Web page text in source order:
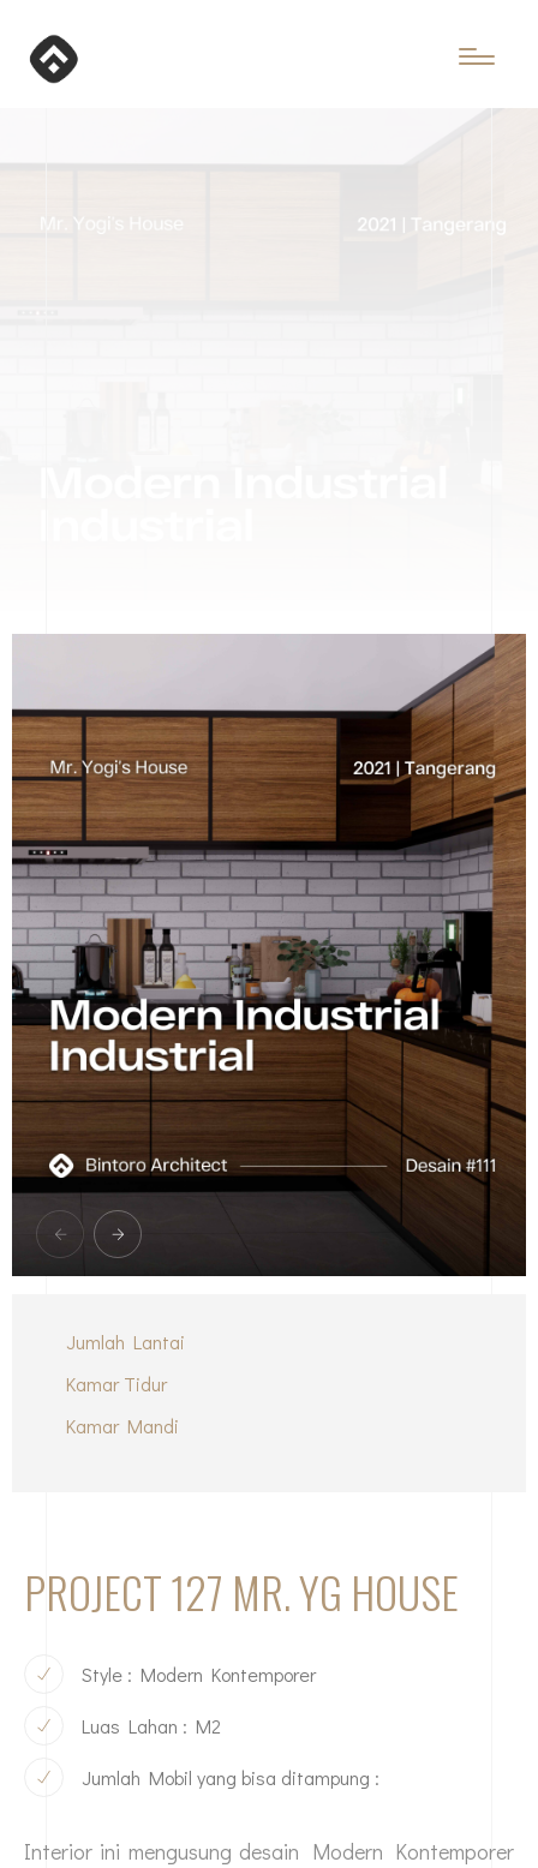
Jumlah Lantai
Kamar Tidur
Kamar Mandi
PROJECT 127 MR. YG HOUSE
Style : Modern Kontemporer
Luas Lahan : M2
Jumlah Mobil yang bisa ditampung :
Interior ini mengusung desain Modern Kontemporer